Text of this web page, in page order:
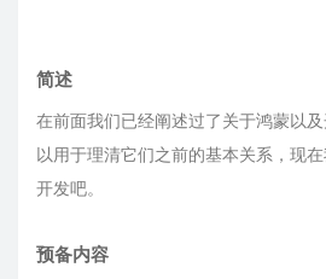
简述
在前面我们已经阐述过了关于鸿蒙以
以用于理清它们之前的基本关系，现
开发吧。
预备内容